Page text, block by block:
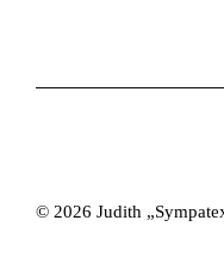
© 2026 Judith